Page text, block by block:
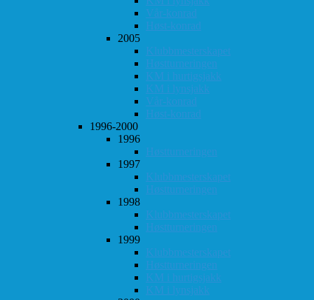
Vår-konrad
Høst-konrad
2005
Klubbmesterskapet
Høstturneringen
KM i hurtigsjakk
KM i lynsjakk
Vår-konrad
Høst-konrad
1996-2000
1996
Høstturneringen
1997
Klubbmesterskapet
Høstturneringen
1998
Klubbmesterskapet
Høstturneringen
1999
Klubbmesterskapet
Høstturneringen
KM i hurtigsjakk
KM i lynsjakk